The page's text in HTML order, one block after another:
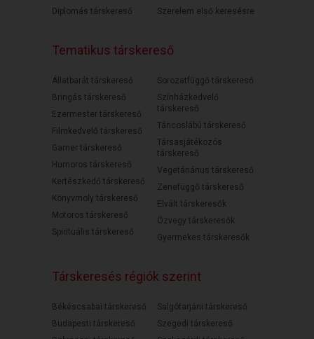
Diplomás társkereső
Szerelem első keresésre
Tematikus társkereső
Állatbarát társkereső
Bringás társkereső
Ezermester társkereső
Filmkedvelő társkereső
Gamer társkereső
Humoros társkereső
Kertészkedő társkereső
Könyvmoly társkereső
Motoros társkereső
Spirituális társkereső
Sorozatfüggő társkereső
Színházkedvelő
társkereső
Táncoslábú társkereső
Társasjátékozós
társkereső
Vegetáriánus társkereső
Zenefüggő társkereső
Elvált társkeresők
Özvegy társkeresők
Gyermekes társkeresők
Társkeresés régiók szerint
Békéscsabai társkereső
Budapesti társkereső
Salgótarjáni társkereső
Szegedi társkereső